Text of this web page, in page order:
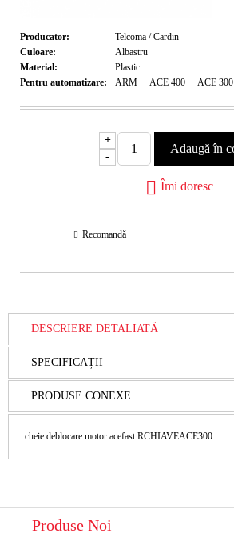
Producator:
Telcoma / Cardin
Culoare:
Albastru
Material:
Plastic
Pentru automatizare:
ARM ACE 400 ACE 300
+
-
Îmi doresc
Recomandă
DESCRIERE DETALIATĂ
SPECIFICAȚII
PRODUSE CONEXE
cheie deblocare motor acefast RCHIAVEACE300
Produse Noi